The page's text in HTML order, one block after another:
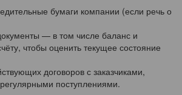
бумаги компании (если речь о
— в том числе баланс и
чтобы оценить текущее состояние
договоров с заказчиками,
поступлениями.